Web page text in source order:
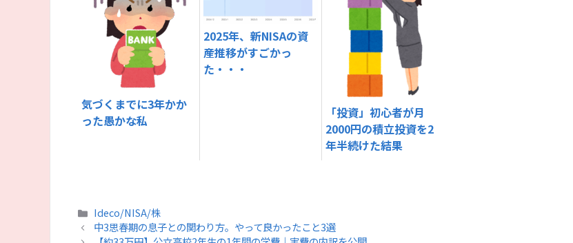
気づくまでに3年かか
った愚かな私
2025年、新NISAの資
産推移がすごかっ
た・・・
「投資」初心者が月
2000円の積立投資を2
年半続けた結果
カ
テ
Ideco/NISA/株
中3思春期の息子との関わり方。やって良かったこと3選